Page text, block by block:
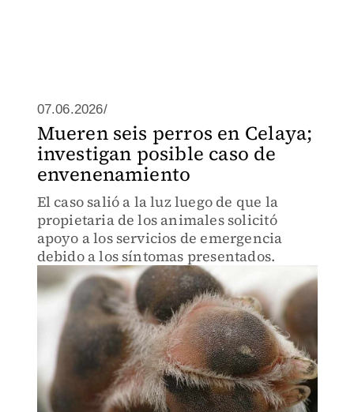
07.06.2026/
Mueren seis perros en Celaya;
investigan posible caso de
envenenamiento
El caso salió a la luz luego de que la
propietaria de los animales solicitó
apoyo a los servicios de emergencia
debido a los síntomas presentados.